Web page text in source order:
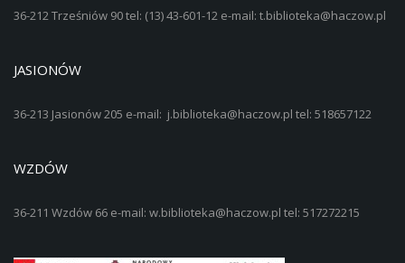
36-212 Trześniów 90 tel: (13) 43-601-12 e-mail: t.biblioteka@haczow.pl
JASIONÓW
36-213 Jasionów 205 e-mail: j.biblioteka@haczow.pl tel: 518657122
WZDÓW
36-211 Wzdów 66 e-mail: w.biblioteka@haczow.pl tel: 517272215